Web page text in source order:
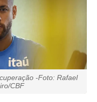
-Foto: Rafael
CBF